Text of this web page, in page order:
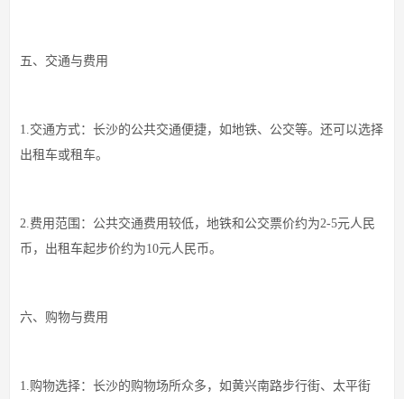
五、交通与费用
1.交通方式：长沙的公共交通便捷，如地铁、公交等。还可以选择
出租车或租车。
2.费用范围：公共交通费用较低，地铁和公交票价约为2-5元人民
币，出租车起步价约为10元人民币。
六、购物与费用
1.购物选择：长沙的购物场所众多，如黄兴南路步行街、太平街